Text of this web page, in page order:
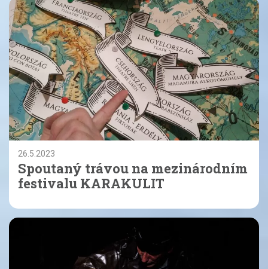
26.5.2023
Spoutaný trávou na mezinárodním
festivalu KARAKULIT